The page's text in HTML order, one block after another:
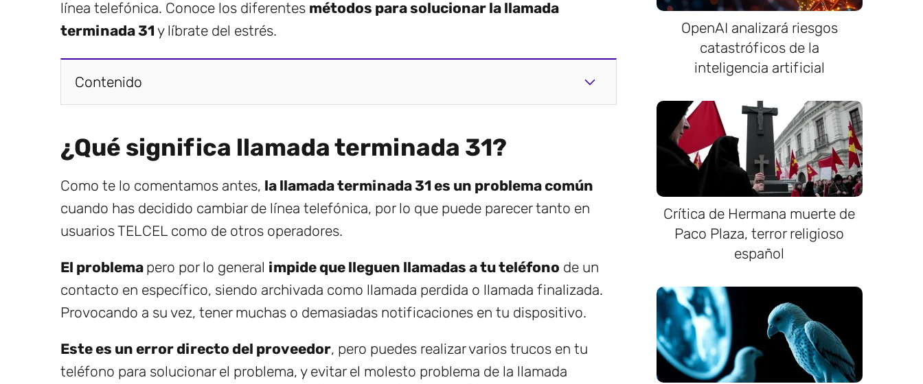
línea telefónica. Conoce los diferentes métodos para solucionar la llamada
terminada 31 y líbrate del estrés.
Contenido
¿Qué significa llamada terminada 31?
Como te lo comentamos antes, la llamada terminada 31 es un problema común
cuando has decidido cambiar de línea telefónica, por lo que puede parecer tanto en
usuarios TELCEL como de otros operadores.
El problema pero por lo general impide que lleguen llamadas a tu teléfono de un
contacto en específico, siendo archivada como llamada perdida o llamada finalizada.
Provocando a su vez, tener muchas o demasiadas notificaciones en tu dispositivo.
Este es un error directo del proveedor, pero puedes realizar varios trucos en tu
teléfono para solucionar el problema, y evitar el molesto problema de la llamada
OpenAI analizará riesgos
catastróficos de la
inteligencia artificial
Crítica de Hermana muerte de
Paco Plaza, terror religioso
español